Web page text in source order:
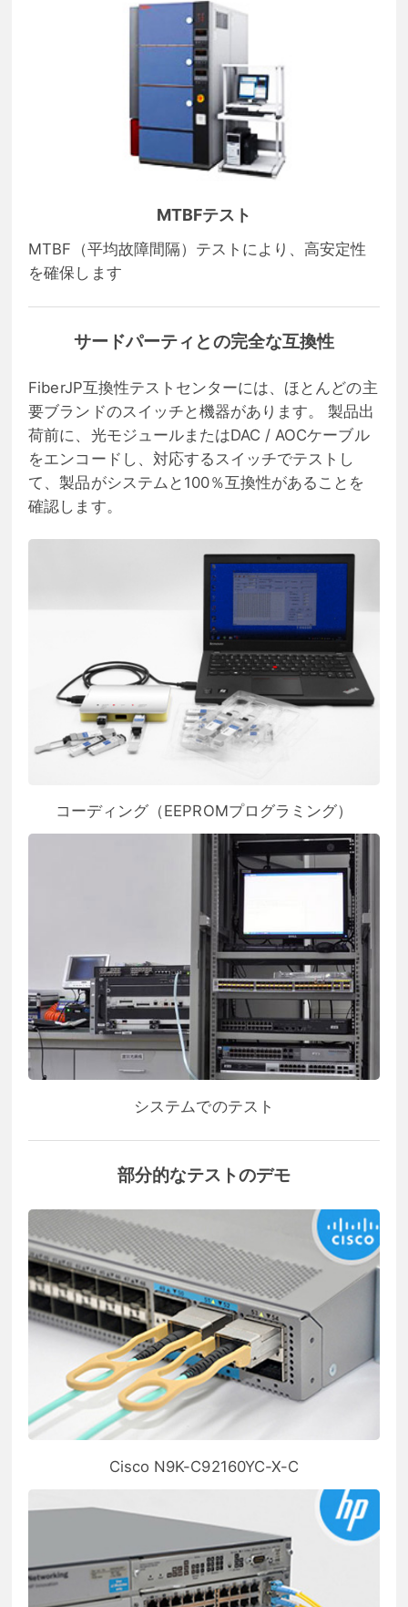
MTBFテスト
MTBF（平均故障間隔）テストにより、高安定性
を確保します
サードパーティとの完全な互換性
FiberJP互換性テストセンターには、ほとんどの主
要ブランドのスイッチと機器があります。 製品出
荷前に、光モジュールまたはDAC / AOCケーブル
をエンコードし、対応するスイッチでテストし
て、製品がシステムと100％互換性があることを
確認します。
コーディング（EEPROMプログラミング）
システムでのテスト
部分的なテストのデモ
Cisco N9K-C92160YC-X-C